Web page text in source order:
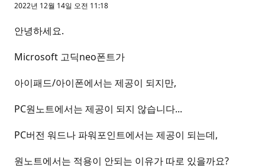
2022년 12월 14일 오전 11:18
안녕하세요.
Microsoft 고딕neo폰트가
아이패드/아이폰에서는 제공이 되지만,
PC원노트에서는 제공이 되지 않습니다...
PC버전 워드나 파워포인트에서는 제공이 되는데,
원노트에서는 적용이 안되는 이유가 따로 있을까요?